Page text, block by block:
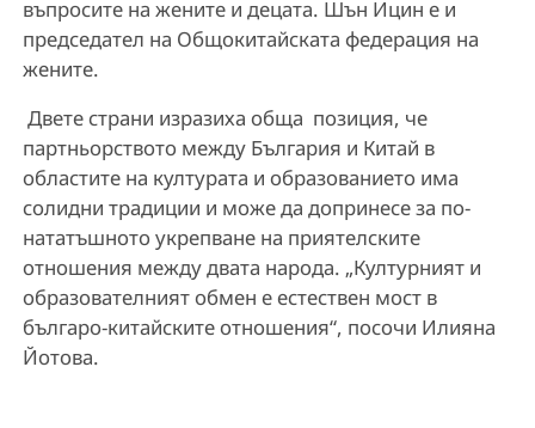
въпросите на жените и децата. Шън Ицин е и
председател на Общокитайската федерация на
жените.
Двете страни изразиха обща позиция, че
партньорството между България и Китай в
областите на културата и образованието има
солидни традиции и може да допринесе за по-
нататъшното укрепване на приятелските
отношения между двата народа. „Културният и
образователният обмен е естествен мост в
българо-китайските отношения“, посочи Илияна
Йотова.